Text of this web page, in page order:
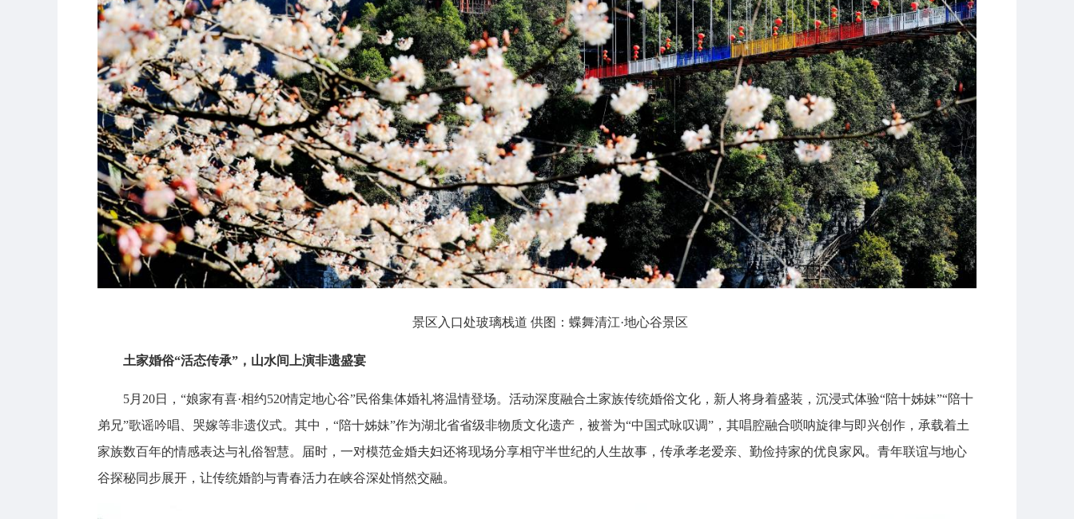
景区入口处玻璃栈道 供图：蝶舞清江·地心谷景区
土家婚俗“活态传承”，山水间上演非遗盛宴
5月20日，“娘家有喜·相约520情定地心谷”民俗集体婚礼将温情登场。活动深度融合土家族传统婚俗文化，新人将身着盛装，沉浸式体验“陪十姊妹”“陪十
弟兄”歌谣吟唱、哭嫁等非遗仪式。其中，“陪十姊妹”作为湖北省省级非物质文化遗产，被誉为“中国式咏叹调”，其唱腔融合唢呐旋律与即兴创作，承载着土
家族数百年的情感表达与礼俗智慧。届时，一对模范金婚夫妇还将现场分享相守半世纪的人生故事，传承孝老爱亲、勤俭持家的优良家风。青年联谊与地心
谷探秘同步展开，让传统婚韵与青春活力在峡谷深处悄然交融。